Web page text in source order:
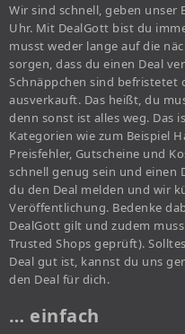
Wir sind schnell, geben unser
Uhr. Mit DealGott bist du
musst weder lange auf die
sorgen, dass du einen Deal
Schnäppchen sind
ausverkauft. Das heißt, du
denn sonst ist alles weg. Das
Kategorien wie zum Beispiel
Preisfehler, Gutscheine und
schnell genug sein und einen
du den Deal melden und wir
Veröffentlichung. Bedenke
DealGott gilt und zudem
Trusted Shops geprüft).
Deal gut ist, kannst du uns
den Deal für dich.
… einfach